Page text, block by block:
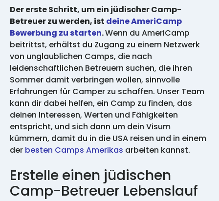
Der erste Schritt, um ein jüdischer Camp-
Betreuer zu werden, ist deine AmeriCamp
Bewerbung zu starten.Wenn du AmeriCamp
beitrittst, erhältst du Zugang zu einem Netzwerk
von unglaublichen Camps, die nach
leidenschaftlichen Betreuern suchen, die ihren
Sommer damit verbringen wollen, sinnvolle
Erfahrungen für Camper zu schaffen. Unser Team
kann dir dabei helfen, ein Camp zu finden, das
deinen Interessen, Werten und Fähigkeiten
entspricht, und sich dann um dein Visum
kümmern, damit du in die USA reisen und in einem
der besten Camps Amerikas arbeiten kannst.
Erstelle einen jüdischen
Camp-Betreuer Lebenslauf